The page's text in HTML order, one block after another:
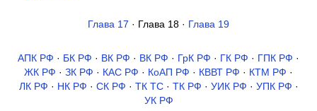
Глава 17 · Глава 18 · Глава 19
АПК РФ · БК РФ · ВК РФ · ВК РФ · ГрК РФ · ГК РФ · ГПК РФ ·
ЖК РФ · ЗК РФ · КАС РФ · КоАП РФ · КВВТ РФ · КТМ РФ ·
ЛК РФ · НК РФ · СК РФ · ТК TC· ТК РФ · УИК РФ · УПК РФ ·
УК РФ